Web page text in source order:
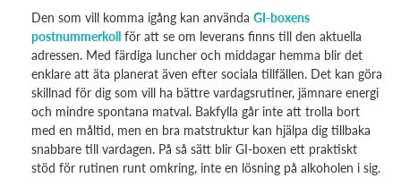
Den som vill komma igång kan använda GI-boxens
postnummerkoll för att se om leverans finns till den aktuella
adressen. Med färdiga luncher och middagar hemma blir det
enklare att äta planerat även efter sociala tillfällen. Det kan göra
skillnad för dig som vill ha bättre vardagsrutiner, jämnare energi
och mindre spontana matval. Bakfylla går inte att trolla bort
med en måltid, men en bra matstruktur kan hjälpa dig tillbaka
snabbare till vardagen. På så sätt blir GI-boxen ett praktiskt
stöd för rutinen runt omkring, inte en lösning på alkoholen i sig.